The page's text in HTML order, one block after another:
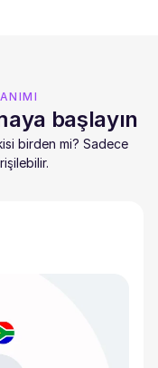
başlayın
birden mi? Sadece